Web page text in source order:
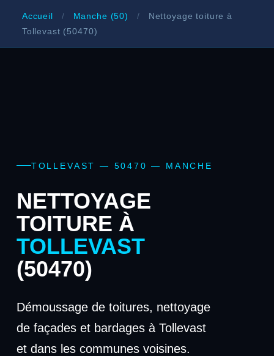
Accueil / Manche (50) /
Nettoyage toiture à
Tollevast (50470)
TOLLEVAST — 50470 — MANCHE
NETTOYAGE
TOITURE À
TOLLEVAST
(50470)
Démoussage de toitures, nettoyage
de façades et bardages à Tollevast
et dans les communes voisines.